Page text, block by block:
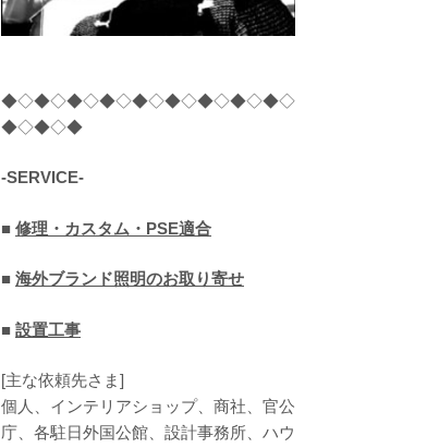
◆◇◆◇◆◇◆◇◆◇◆◇◆◇◆◇◆◇
◆◇◆◇◆
-SERVICE-
■ 修理・カスタム・PSE適合
■ 海外ブランド照明のお取り寄せ
■ 設置工事
[主な依頼先さま]
個人、インテリアショップ、商社、官公
庁、各駐日外国公館、設計事務所、ハウ